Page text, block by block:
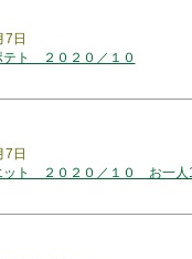
7日
ト ２０２０／１０
7日
ット ２０２０／１０ お一人